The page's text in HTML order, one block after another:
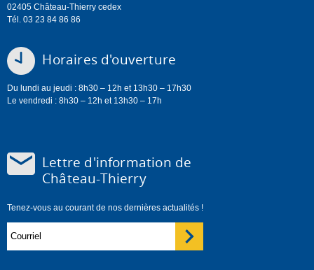
02405 Château-Thierry cedex
Tél. 03 23 84 86 86
Horaires d'ouverture
Du lundi au jeudi : 8h30 – 12h et 13h30 – 17h30
Le vendredi : 8h30 – 12h et 13h30 – 17h
Lettre d'information de
Château-Thierry
Tenez-vous au courant de nos dernières actualités !